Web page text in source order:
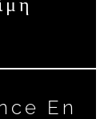
En